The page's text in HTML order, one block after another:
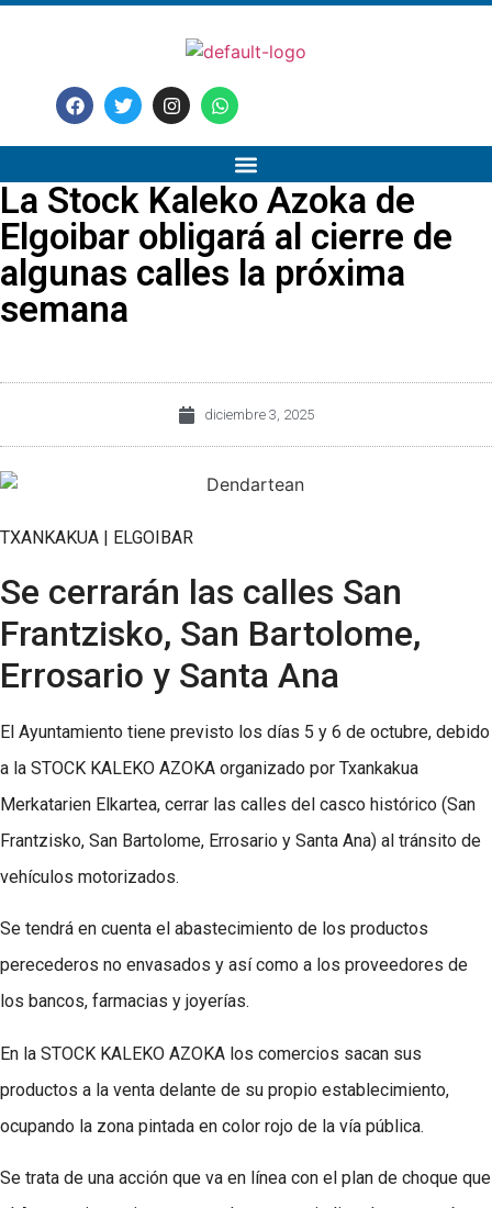
La Stock Kaleko Azoka de
Elgoibar obligará al cierre de
algunas calles la próxima
semana
diciembre 3, 2025
TXANKAKUA | ELGOIBAR
Se cerrarán las calles San
Frantzisko, San Bartolome,
Errosario y Santa Ana
El Ayuntamiento tiene previsto los días 5 y 6 de octubre, debido
a la STOCK KALEKO AZOKA organizado por Txankakua
Merkatarien Elkartea, cerrar las calles del casco histórico (San
Frantzisko, San Bartolome, Errosario y Santa Ana) al tránsito de
vehículos motorizados.
Se tendrá en cuenta el abastecimiento de los productos
perecederos no envasados y así como a los proveedores de
los bancos, farmacias y joyerías.
En la STOCK KALEKO AZOKA los comercios sacan sus
productos a la venta delante de su propio establecimiento,
ocupando la zona pintada en color rojo de la vía pública.
Se trata de una acción que va en línea con el plan de choque que